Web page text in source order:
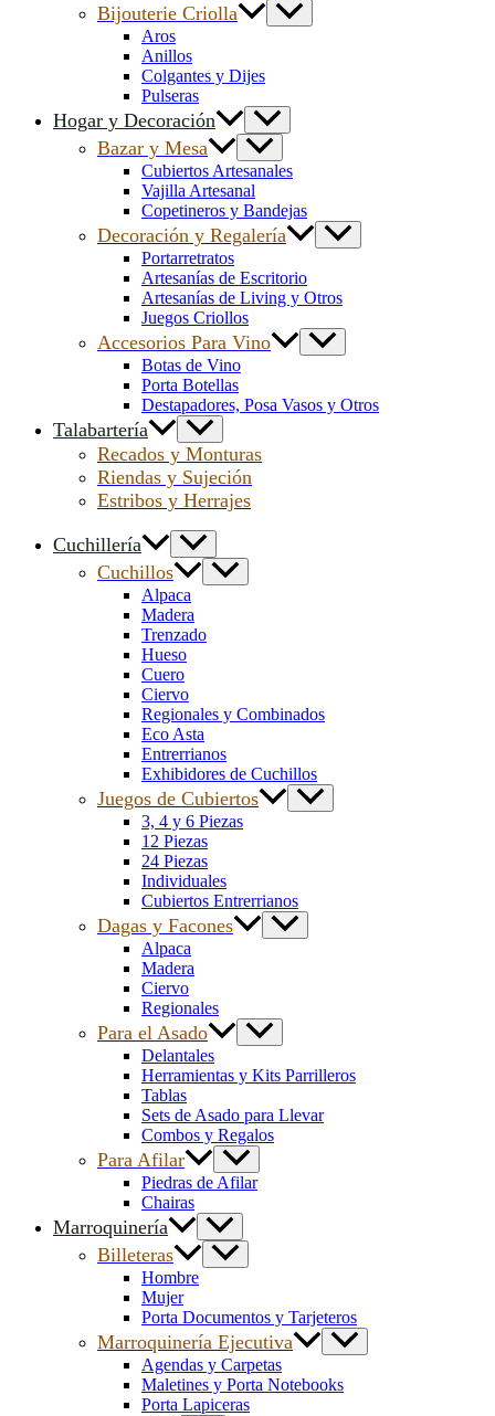
Bijouterie Criolla
Aros
Anillos
Colgantes y Dijes
Pulseras
Hogar y Decoración
Bazar y Mesa
Cubiertos Artesanales
Vajilla Artesanal
Copetineros y Bandejas
Decoración y Regalería
Portarretratos
Artesanías de Escritorio
Artesanías de Living y Otros
Juegos Criollos
Accesorios Para Vino
Botas de Vino
Porta Botellas
Destapadores, Posa Vasos y Otros
Talabartería
Recados y Monturas
Riendas y Sujeción
Estribos y Herrajes
Cuchillería
Cuchillos
Alpaca
Madera
Trenzado
Hueso
Cuero
Ciervo
Regionales y Combinados
Eco Asta
Entrerrianos
Exhibidores de Cuchillos
Juegos de Cubiertos
3, 4 y 6 Piezas
12 Piezas
24 Piezas
Individuales
Cubiertos Entrerrianos
Dagas y Facones
Alpaca
Madera
Ciervo
Regionales
Para el Asado
Delantales
Herramientas y Kits Parrilleros
Tablas
Sets de Asado para Llevar
Combos y Regalos
Para Afilar
Piedras de Afilar
Chairas
Marroquinería
Billeteras
Hombre
Mujer
Porta Documentos y Tarjeteros
Marroquinería Ejecutiva
Agendas y Carpetas
Maletines y Porta Notebooks
Porta Lapiceras